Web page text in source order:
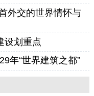
外交的世界情怀与
设划重点
年“世界建筑之都”